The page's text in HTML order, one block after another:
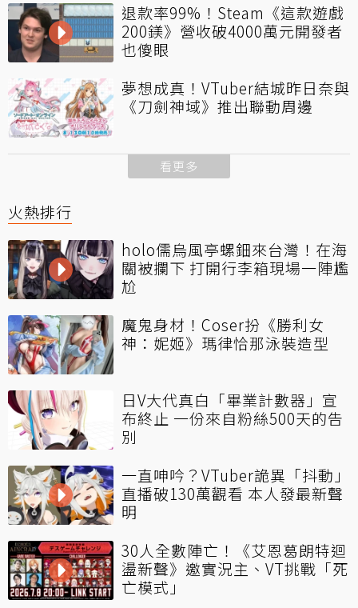
退款率99%！Steam《這款遊戲
200鎂》營收破4000萬元開發者
也傻眼
夢想成真！VTuber結城昨日奈與
《刀劍神域》推出聯動周邊
看更多
火熱排行
holo儒烏風亭螺鈿來台灣！在海
關被攔下 打開行李箱現場一陣尷
尬
魔鬼身材！Coser扮《勝利女
神：妮姬》瑪律恰那泳裝造型
日V大代真白「畢業計數器」宣
布終止 一份來自粉絲500天的告
別
一直呻吟？VTuber詭異「抖動」
直播破130萬觀看 本人發最新聲
明
30人全數陣亡！《艾恩葛朗特迴
盪新聲》邀實況主、VT挑戰「死
亡模式」